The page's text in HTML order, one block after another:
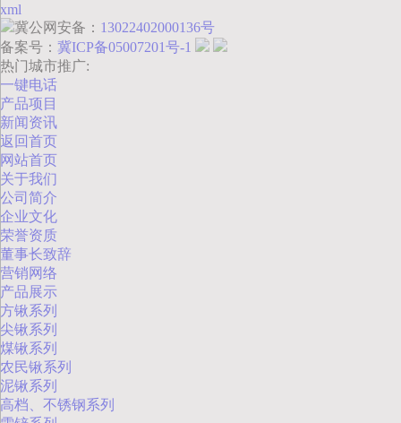
xml
冀公网安备： 13022402000136号
备案号： 冀ICP备05007201号-1
热门城市推广:
一键电话
产品项目
新闻资讯
返回首页
网站首页
关于我们
公司简介
企业文化
荣誉资质
董事长致辞
营销网络
产品展示
方锹系列
尖锹系列
煤锹系列
农民锹系列
泥锹系列
高档、不锈钢系列